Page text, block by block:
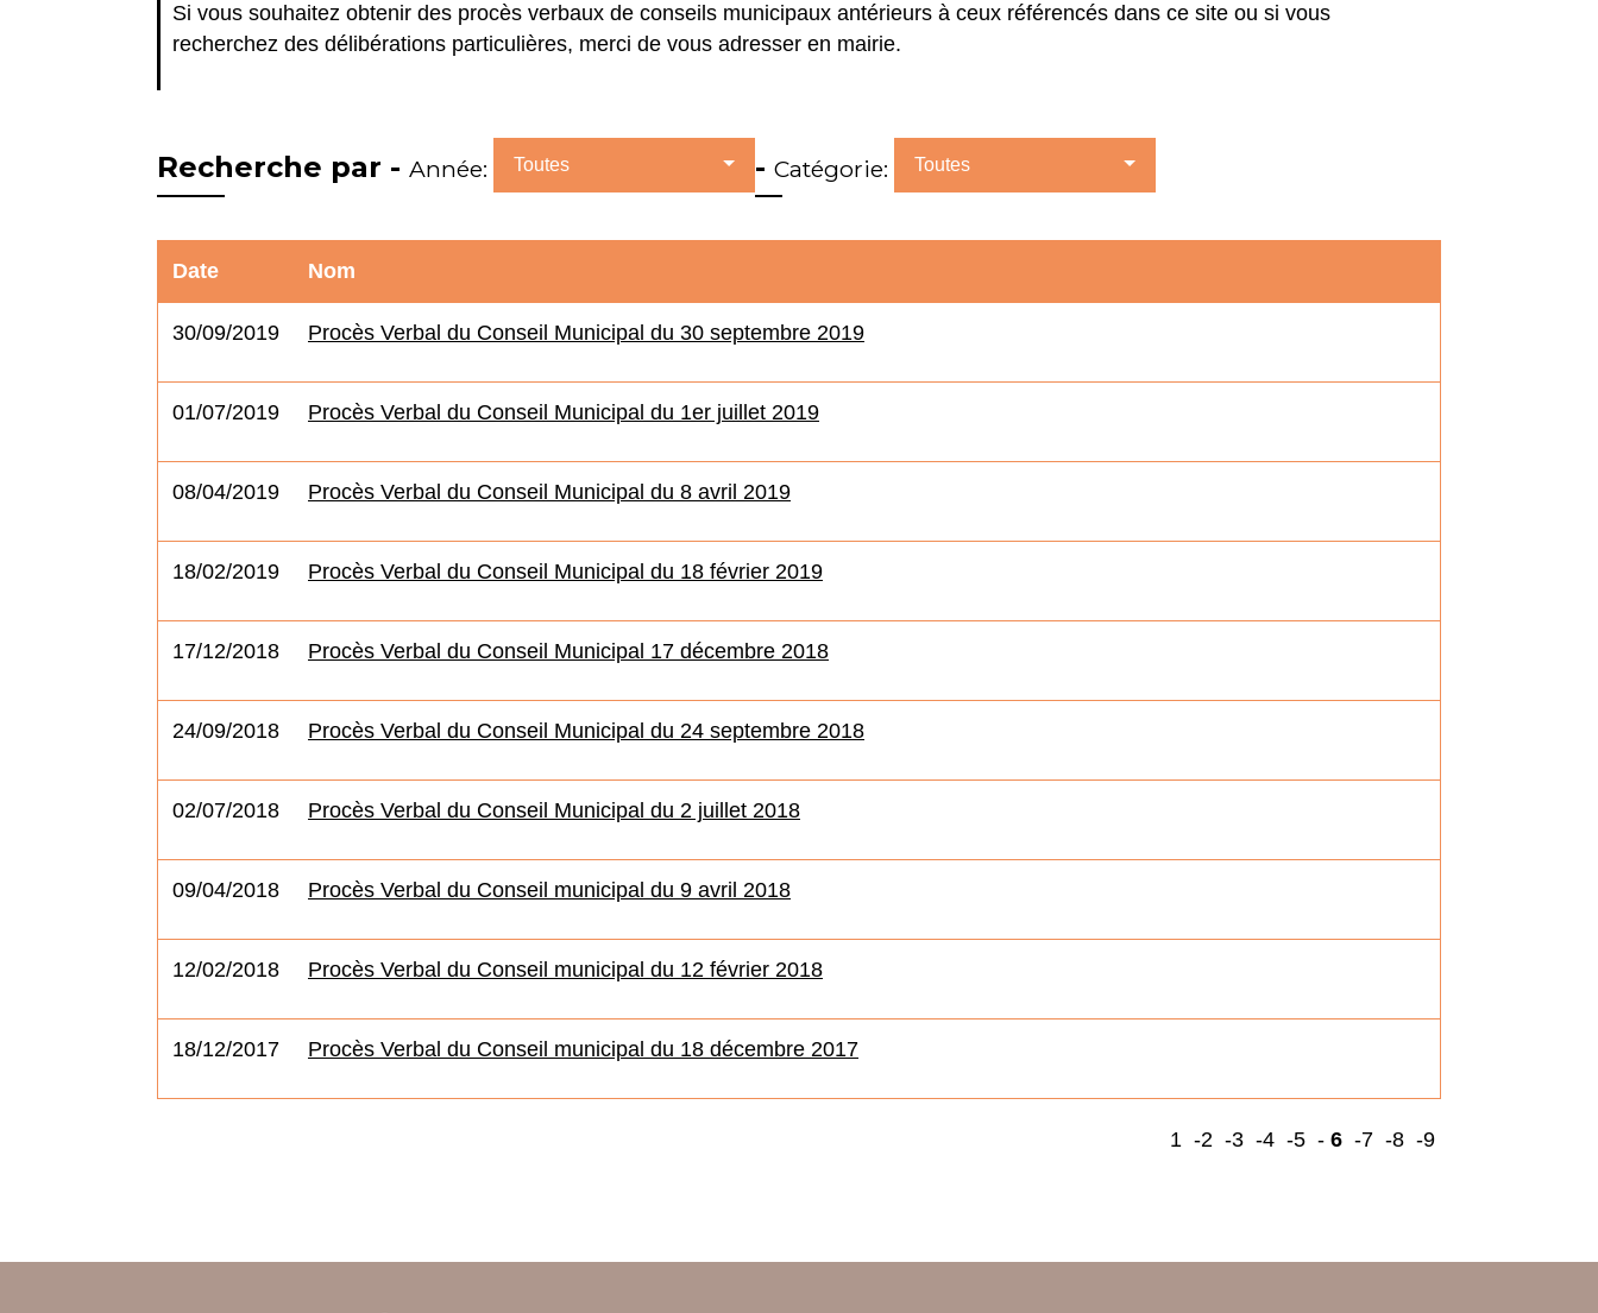
Si vous souhaitez obtenir des procès verbaux de conseils municipaux antérieurs à ceux référencés dans ce site ou si vous
recherchez des délibérations particulières, merci de vous adresser en mairie.
Recherche par - Année: Toutes - Catégorie: Toutes
Date Nom
30/09/2019 Procès Verbal du Conseil Municipal du 30 septembre 2019
01/07/2019 Procès Verbal du Conseil Municipal du 1er juillet 2019
08/04/2019 Procès Verbal du Conseil Municipal du 8 avril 2019
18/02/2019 Procès Verbal du Conseil Municipal du 18 février 2019
17/12/2018 Procès Verbal du Conseil Municipal 17 décembre 2018
24/09/2018 Procès Verbal du Conseil Municipal du 24 septembre 2018
02/07/2018 Procès Verbal du Conseil Municipal du 2 juillet 2018
09/04/2018 Procès Verbal du Conseil municipal du 9 avril 2018
12/02/2018 Procès Verbal du Conseil municipal du 12 février 2018
18/12/2017 Procès Verbal du Conseil municipal du 18 décembre 2017
1 -2 -3 -4 -5 - 6 -7 -8 -9